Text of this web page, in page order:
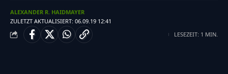
ZULETZT AKTUALISIERT: 06.09.19 12:41
ALEXANDER R. HAIDMAYER
LESEZEIT: 1 MIN.